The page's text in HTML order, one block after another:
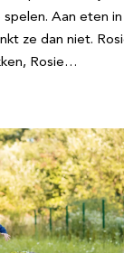
Aan eten
ze dan niet.
Rosie…